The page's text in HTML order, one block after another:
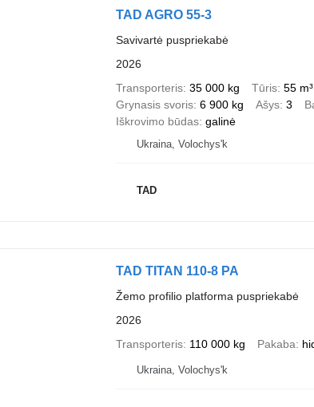
TAD AGRO 55-3
Savivartė puspriekabė
2026
Transporteris 35 000 kg Tūris 55 m³
Grynasis svoris 6 900 kg Ašys 3
Iškrovimo būdas galinė
Ukraina, Volochys'k
TAD
TAD TITAN 110-8 PA
Žemo profilio platforma puspriekabė
2026
Transporteris 110 000 kg Pakaba
Ukraina, Volochys'k